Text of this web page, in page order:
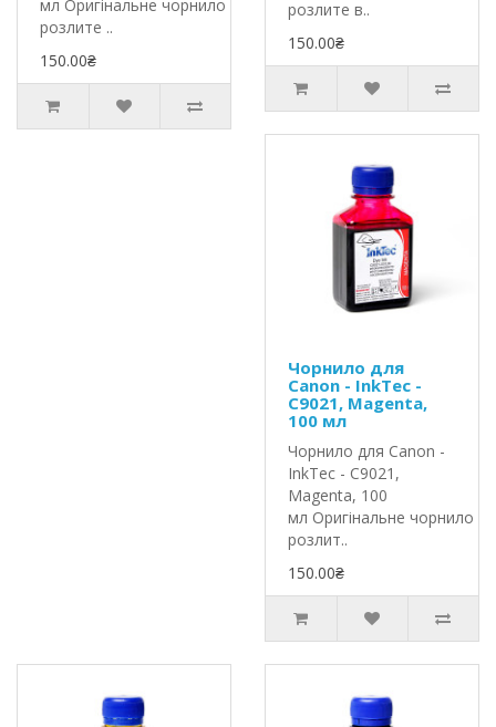
мл Оригінальне чорнило InkTec
розлите ..
150.00₴
розлите в..
150.00₴
Чорнило для
Canon - InkTec -
C9021, Magenta,
100 мл
Чорнило для Canon -
InkTec - C9021,
Magenta, 100
мл Оригінальне чорнило
розлит..
150.00₴